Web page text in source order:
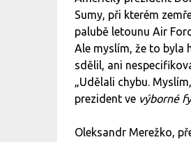
Sumy, při kterém
palubě letounu Air
Ale myslím, že to byla
sdělil, ani
„Udělali chybu.
prezident ve výborné
Oleksandr Merežko,